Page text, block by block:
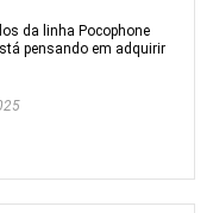
da linha Pocophone
pensando em adquirir